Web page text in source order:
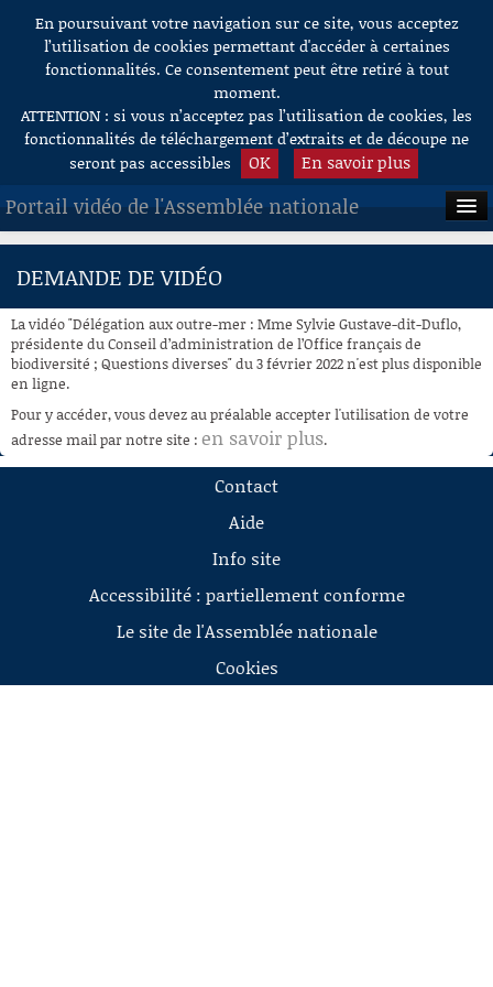
Aller au contenu
En poursuivant votre navigation sur ce site, vous acceptez
l’utilisation de cookies permettant d'accéder à certaines
fonctionnalités. Ce consentement peut être retiré à tout
moment.
ATTENTION : si vous n’acceptez pas l’utilisation de cookies, les
fonctionnalités de téléchargement d’extraits et de découpe ne
seront pas accessibles
OK En savoir plus
Portail vidéo de l'Assemblée nationale
ACCUEIL
À LA DEMANDE
RECHERCHE
AIDE À LA DÉCOUPE
DE VIDÉOS
DEMANDE DE VIDÉO
La vidéo "Délégation aux outre-mer : Mme Sylvie Gustave-dit-Duflo,
présidente du Conseil d’administration de l’Office français de
biodiversité ; Questions diverses" du 3 février 2022 n'est plus disponible
en ligne.
Pour y accéder, vous devez au préalable accepter l'utilisation de votre
adresse mail par notre site : en savoir plus.
Contact
Aide
Info site
Accessibilité : partiellement conforme
Le site de l'Assemblée nationale
Cookies